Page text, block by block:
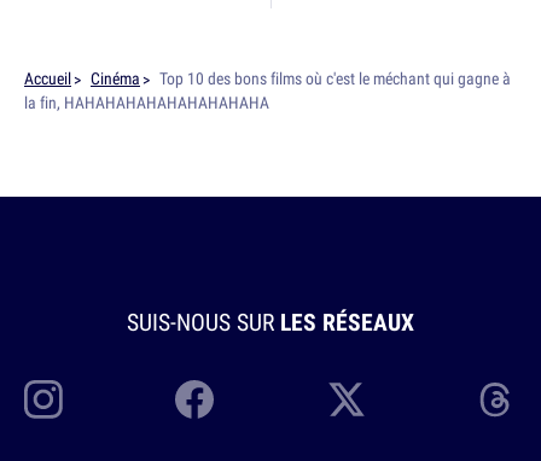
Accueil Cinéma
Top 10 des bons films où c'est le méchant qui gagne à
la fin, HAHAHAHAHAHAHAHAHAHA
SUIS-NOUS SUR LES RÉSEAUX